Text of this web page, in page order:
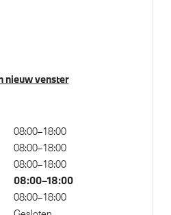
inklapbaar
binnen- en buitenspiegel
(VbV/SCM)
nieuw venster
08:00–18:00
08:00–18:00
08:00–18:00
08:00–18:00
08:00–18:00